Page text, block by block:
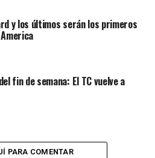
y los últimos serán los primeros
fin de semana: El TC vuelve a
PARA COMENTAR